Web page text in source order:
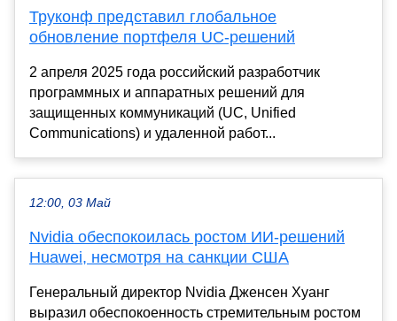
Труконф представил глобальное
обновление портфеля UC-решений
2 апреля 2025 года российский разработчик
программных и аппаратных решений для
защищенных коммуникаций (UC, Unified
Communications) и удаленной работ...
12:00, 03 Май
Nvidia обеспокоилась ростом ИИ-решений
Huawei, несмотря на санкции США
Генеральный директор Nvidia Дженсен Хуанг
выразил обеспокоенность стремительным ростом